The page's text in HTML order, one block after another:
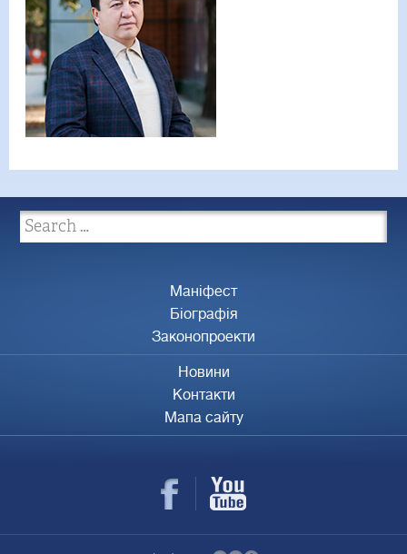
Маніфест
Біографія
Законопроекти
Новини
Контакти
Мапа сайту